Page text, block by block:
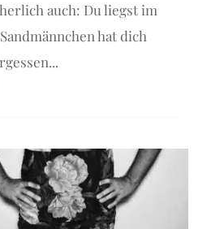
auch: Du liegst im
hat dich